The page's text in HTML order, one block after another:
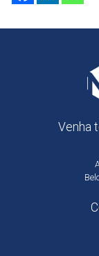
Venha